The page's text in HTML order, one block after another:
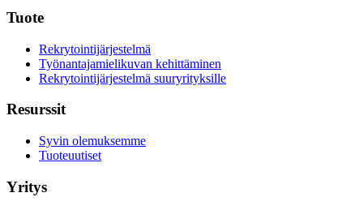
Tuote
Rekrytointijärjestelmä
Työnantajamielikuvan kehittäminen
Rekrytointijärjestelmä suuryrityksille
Resurssit
Syvin olemuksemme
Tuoteuutiset
Yritys